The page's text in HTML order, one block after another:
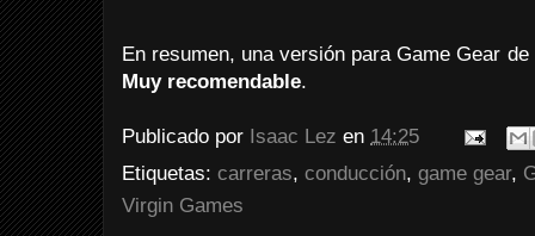
En resumen, una versión para Game Gear
Muy recomendable.
Publicado por Isaac Lez en 14:25
Etiquetas: carreras, conducción, game gear,
Virgin Games